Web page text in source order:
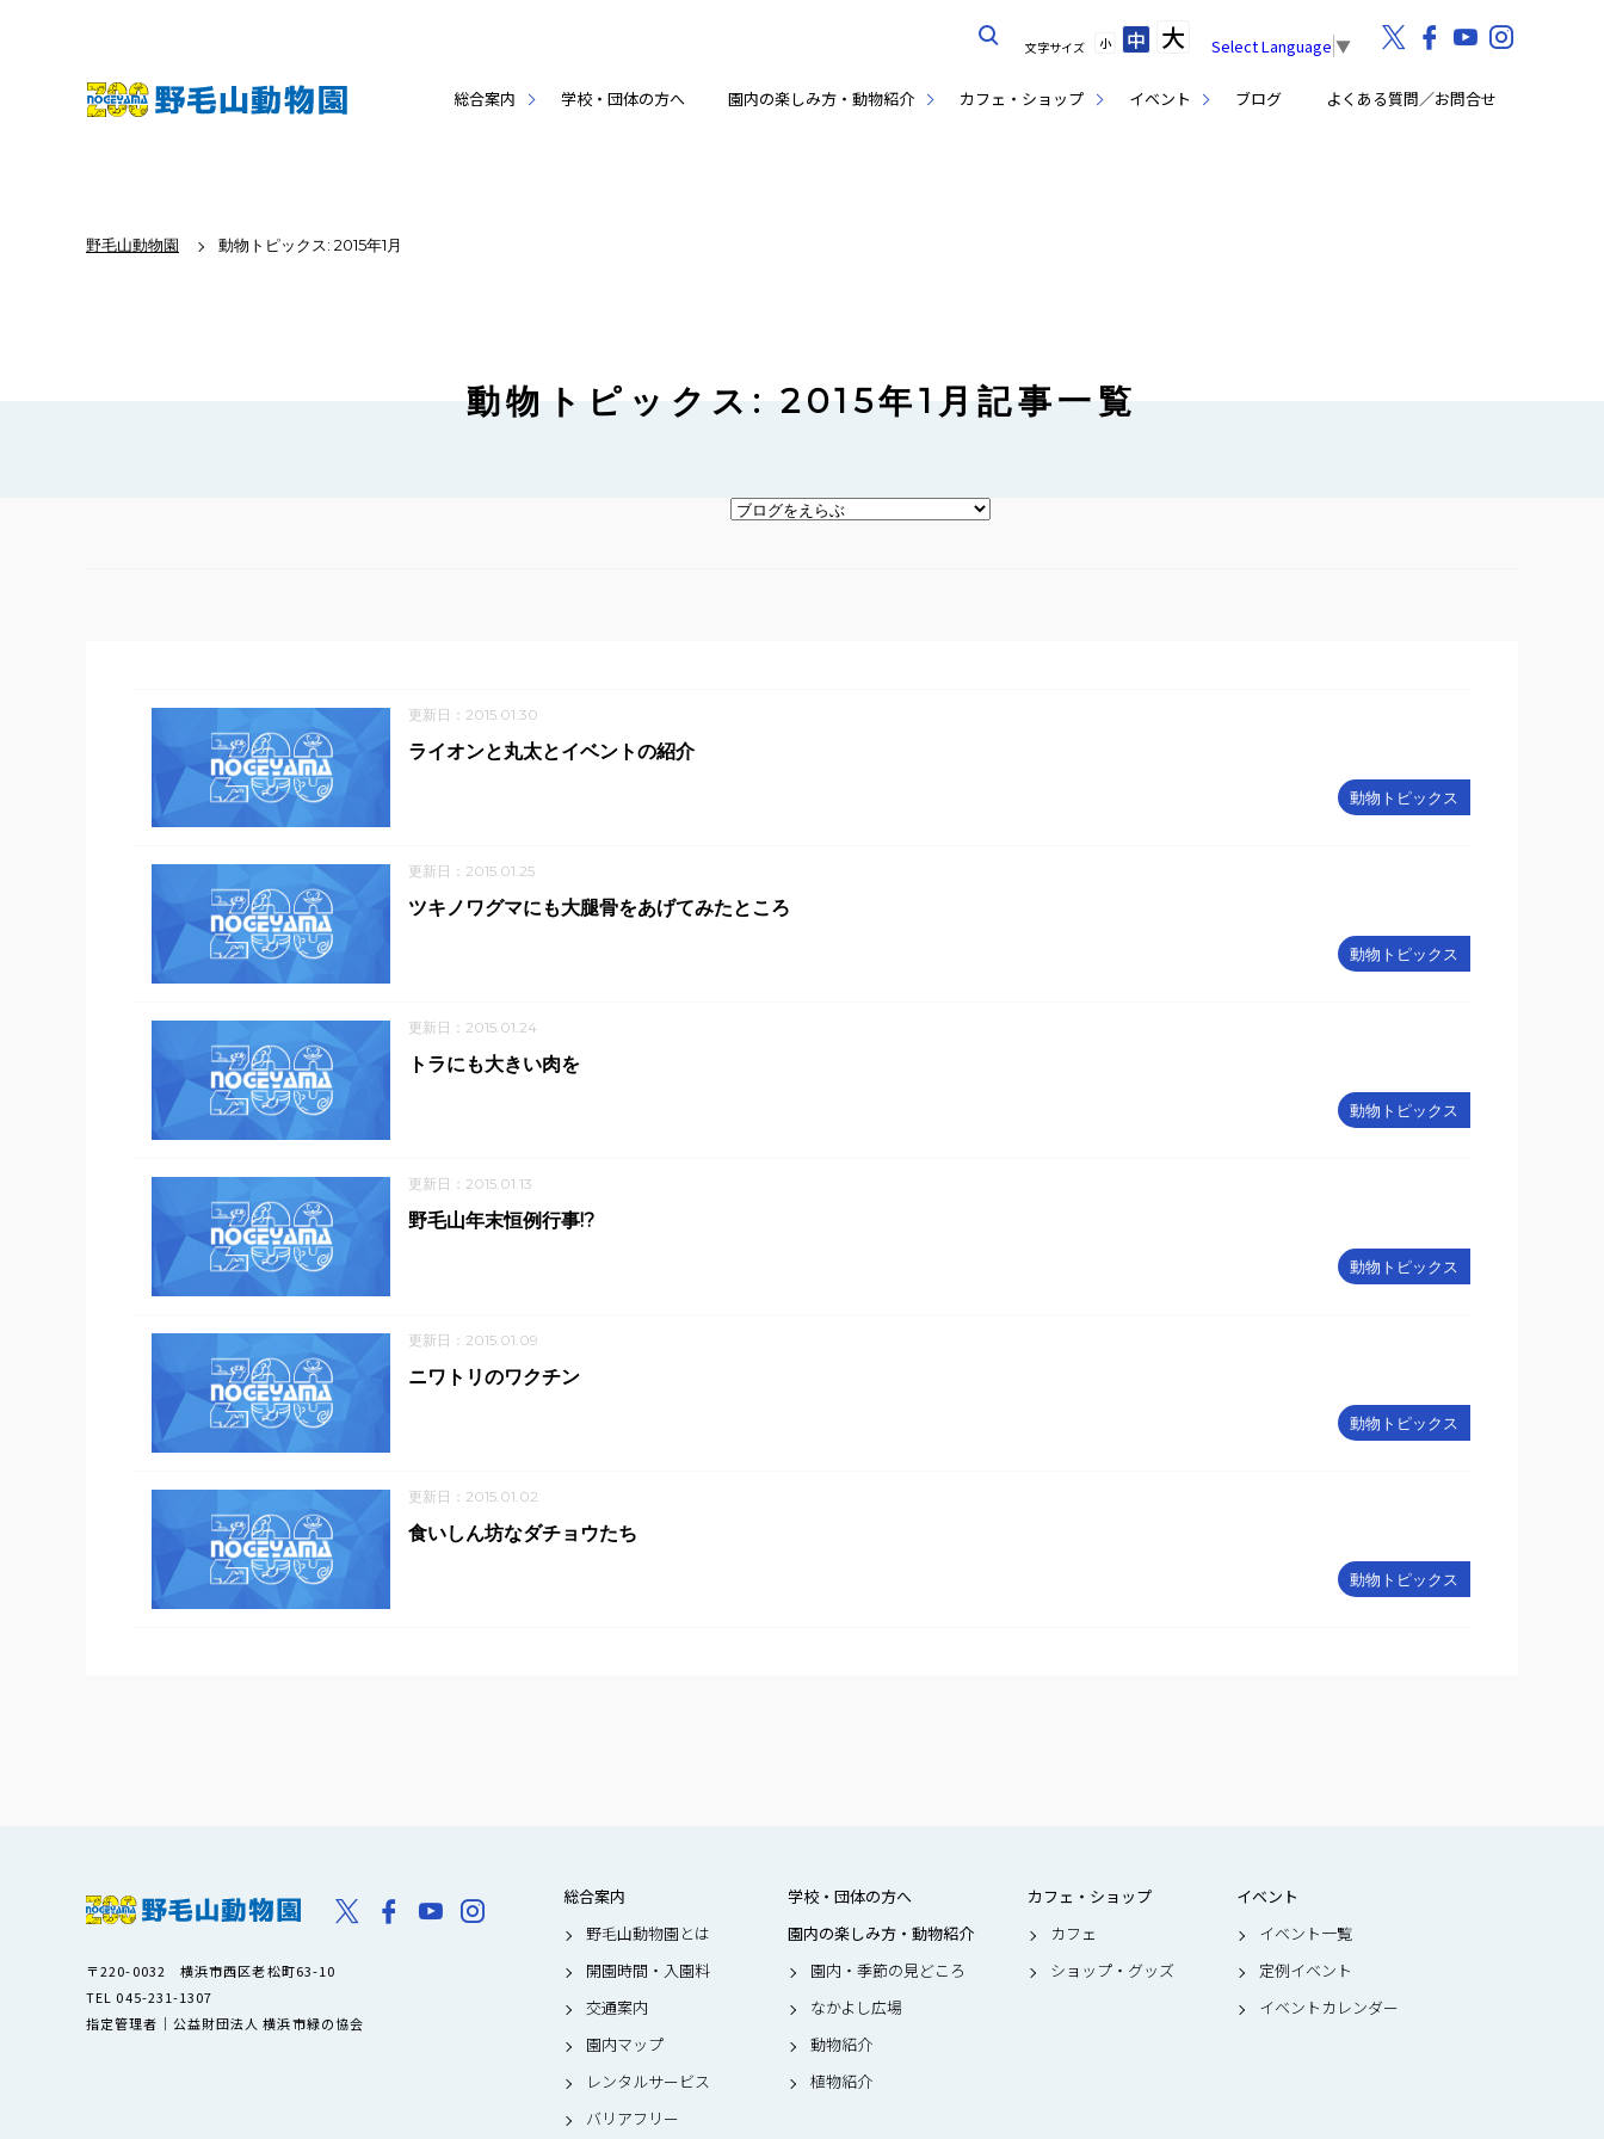
総合案内 学校・団体の方へ 園内の楽しみ方・動物紹介 カフェ・ショップ イベント ブログ よくある質問／お問合せ
文字サイズ 小 中 大 Select Language ▼
野毛山動物園 動物トピックス: 2015年1月
動物トピックス: 2015年1月記事一覧
更新日：2015.01.30
動物トピックス
ライオンと丸太とイベントの紹介
更新日：2015.01.25
動物トピックス
ツキノワグマにも大腿骨をあげてみたところ
更新日：2015.01.24
動物トピックス
トラにも大きい肉を
更新日：2015.01.13
動物トピックス
野毛山年末恒例行事!?
更新日：2015.01.09
動物トピックス
ニワトリのワクチン
更新日：2015.01.02
動物トピックス
食いしん坊なダチョウたち
〒220-0032 横浜市西区老松町63-10
TEL 045-231-1307
指定管理者｜公益財団法人 横浜市緑の協会
総合案内
野毛山動物園とは
開園時間・入園料
交通案内
園内マップ
レンタルサービス
バリアフリー
学校・団体の方へ
園内の楽しみ方・動物紹介
園内・季節の見どころ
なかよし広場
動物紹介
植物紹介
カフェ・ショップ
カフェ
ショップ・グッズ
イベント
イベント一覧
定例イベント
イベントカレンダー